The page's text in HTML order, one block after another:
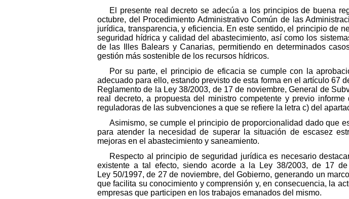
El presente real decreto se adecúa a los principios de buena
octubre, del Procedimiento Administrativo Común de las
jurídica, transparencia, y eficiencia. En este sentido, el principio de
seguridad hídrica y calidad del abastecimiento, así como los
de las Illes Balears y Canarias, permitiendo en determinados
gestión más sostenible de los recursos hídricos.
Por su parte, el principio de eficacia se cumple con la
adecuado para ello, estando previsto de esta forma en el artículo 67
Reglamento de la Ley 38/2003, de 17 de noviembre, General de
real decreto, a propuesta del ministro competente y previo
reguladoras de las subvenciones a que se refiere la letra c) del
Asimismo, se cumple el principio de proporcionalidad dado que
para atender la necesidad de superar la situación de escasez
mejoras en el abastecimiento y saneamiento.
Respecto al principio de seguridad jurídica es necesario
existente a tal efecto, siendo acorde a la Ley 38/2003, de 17
Ley 50/1997, de 27 de noviembre, del Gobierno, generando un
que facilita su conocimiento y comprensión y, en consecuencia, la
empresas que participen en los trabajos emanados del mismo.